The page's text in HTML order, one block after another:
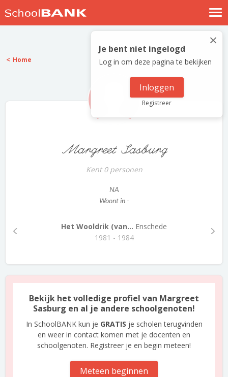
Nostalgische verhalen
Log in
Meld je gratis aan
×
Je bent niet ingelogd
Log in om deze pagina te bekijken
Inloggen
Registreer
Home
Margreet Sasburg
Kent 0 personen
NA
Woont in -
Het Wooldrik (van... Enschede
1981 - 1984
Bekijk het volledige profiel van Margreet
Sasburg en al je andere schoolgenoten!
In SchoolBANK kun je GRATIS je scholen terugvinden
en weer in contact komen met je docenten en
schoolgenoten. Registreer je en begin meteen!
Meteen beginnen